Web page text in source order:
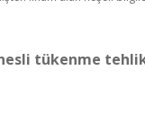
tükenme